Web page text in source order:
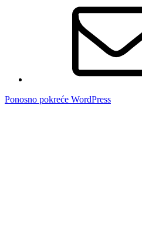
Ponosno pokreće WordPress